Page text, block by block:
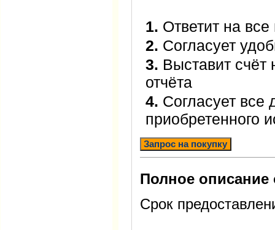
1. Ответит на
2. Согласует
3. Выставит счёт
отчёта
4. Согласует все
приобретенного
Запрос на покупку
Полное описание
Срок